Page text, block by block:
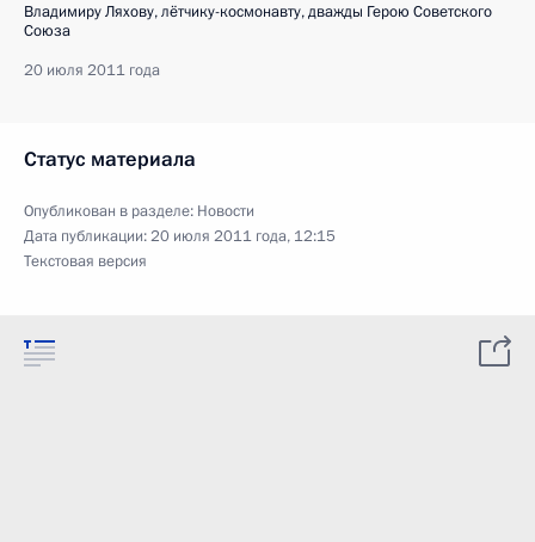
Владимиру Ляхову, лётчику-космонавту, дважды Герою Советского
Союза
20 июля 2011 года
Статус материала
Опубликован в разделе: Новости
Дата публикации:20 июля 2011 года, 12:15
Текстовая версия